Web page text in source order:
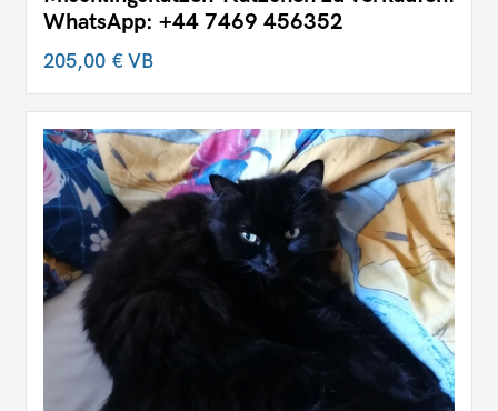
WhatsApp: +44 7469 456352
205,00 €VB